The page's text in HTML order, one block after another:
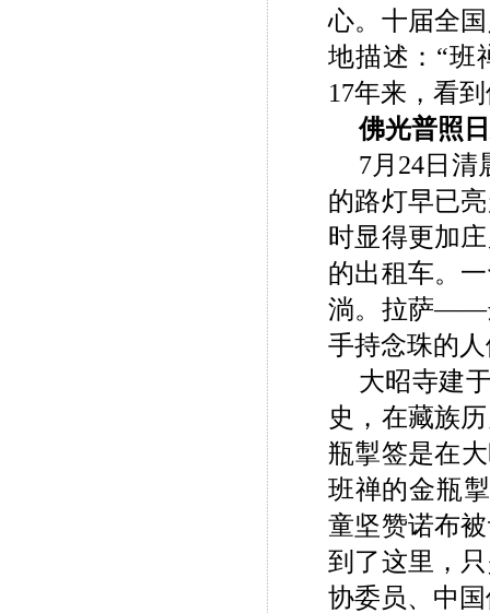
心。十届全
地描述：“班
17年来，看
佛光普照
7月24日清
的路灯早已
时显得更加
的出租车。
淌。拉萨——
手持念珠的
大昭寺建
史，在藏族
瓶掣签是在
班禅的金瓶
童坚赞诺布
到了这里，
协委员、中